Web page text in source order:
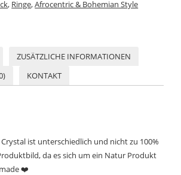
, Ringe,Afrocentric & Bohemian Style
ZUSÄTZLICHE INFORMATIONEN
KONTAKT
ist unterschiedlich und nicht zu 100%
da es sich um ein Natur Produkt
❤️